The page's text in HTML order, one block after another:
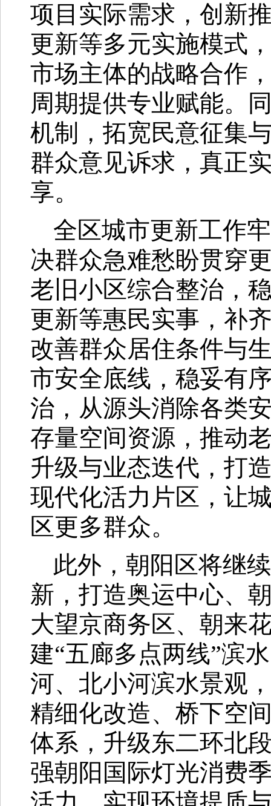
项目实际需求，创新
更新等多元实施模式
市场主体的战略合作
周期提供专业赋能。
机制，拓宽民意征集
群众意见诉求，真正
享。
全区城市更新工作
决群众急难愁盼贯穿
老旧小区综合整治，
更新等惠民实事，补
改善群众居住条件与
市安全底线，稳妥有
治，从源头消除各类
存量空间资源，推动
升级与业态迭代，打
现代化活力片区，让
区更多群众。
此外，朝阳区将继
新，打造奥运中心、
大望京商务区、朝来
建“五廊多点两线”滨
河、北小河滨水景观
精细化改造、桥下空
体系，升级东二环北
强朝阳国际灯光消费